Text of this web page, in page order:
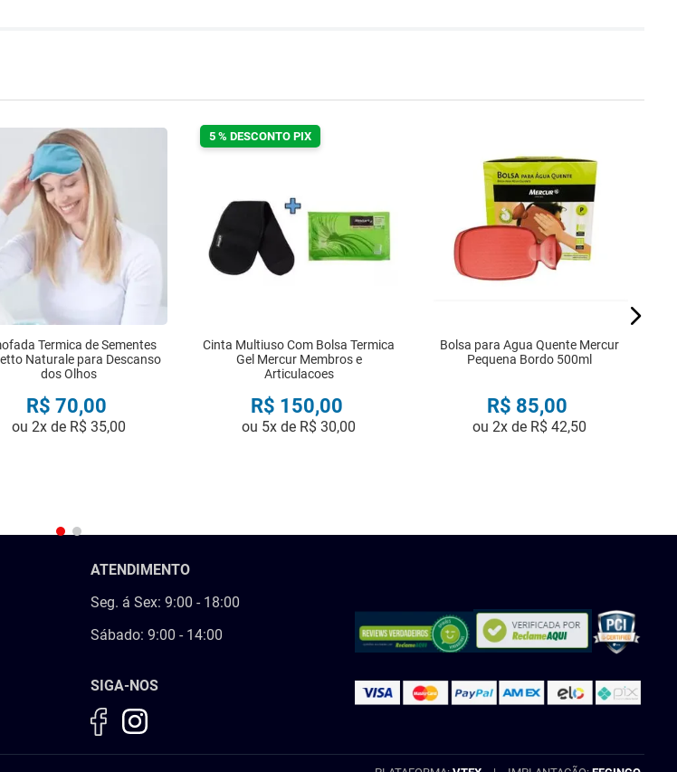
Termica de Sementes
Naturale para Descanso
dos Olhos
R$ 70,00
ou 2x de R$ 35,00
5 % DESCONTO PIX
Cinta Multiuso Com Bolsa Termica
Gel Mercur Membros e
Articulacoes
R$ 150,00
ou 5x de R$ 30,00
Bolsa para Agua Quente Mercur
Pequena Bordo 500ml
R$ 85,00
ou 2x de R$ 42,50
ATENDIMENTO
Seg. á Sex: 9:00 - 18:00
Sábado: 9:00 - 14:00
SIGA-NOS